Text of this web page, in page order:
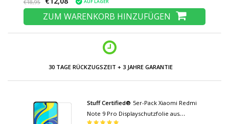
€18,95 AUF LAGER
ZUM WARENKORB HINZUFÜGEN
30 TAGE RÜCKZUGSZEIT + 3 JAHRE GARANTIE
Stuff Certified® 5er-Pack Xiaomi Redmi
Note 9 Pro Displayschutzfolie aus